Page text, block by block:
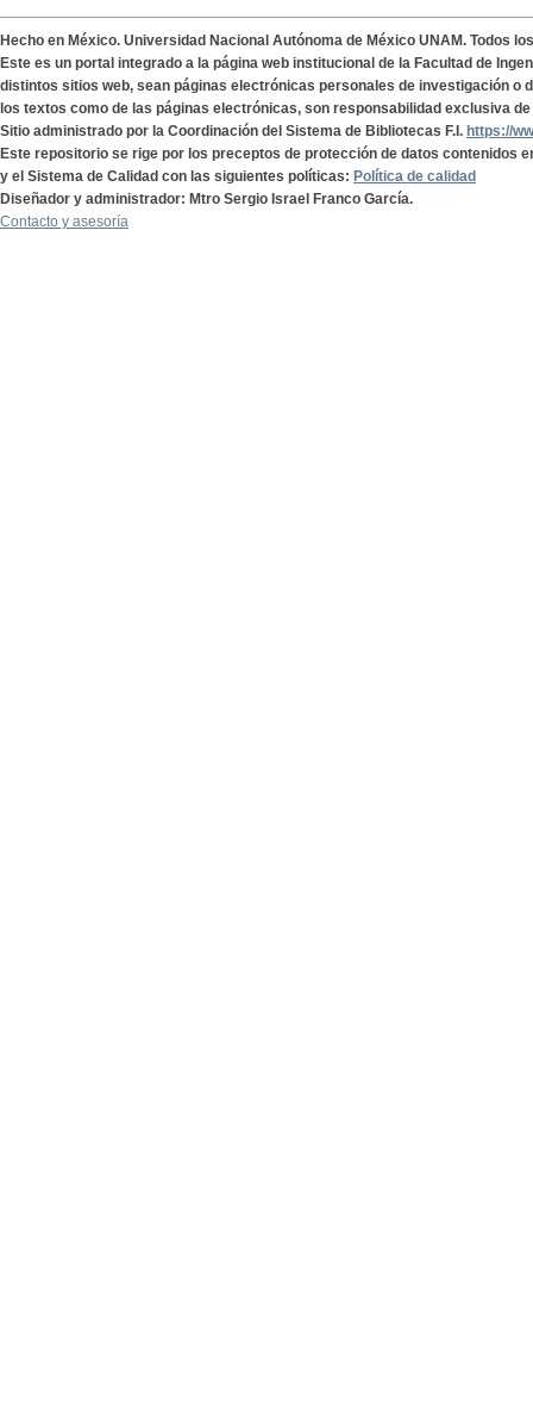
Hecho en México. Universidad Nacional Autónoma de México UNAM. Todos
Este es un portal integrado a la página web institucional de la Facultad de
distintos sitios web, sean páginas electrónicas personales de investigación o
los textos como de las páginas electrónicas, son responsabilidad exclusiva
Sitio administrado por la Coordinación del Sistema de Bibliotecas F.I. https://
Este repositorio se rige por los preceptos de protección de datos contenidos
y el Sistema de Calidad con las siguientes políticas: Política de calidad
Diseñador y administrador: Mtro Sergio Israel Franco García.
Contacto y asesoría